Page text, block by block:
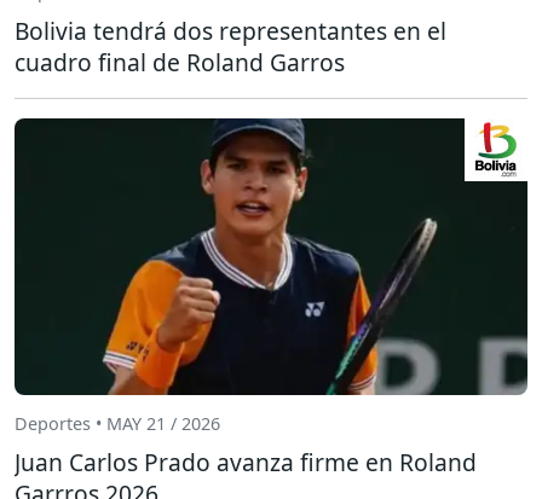
Bolivia tendrá dos representantes en el
cuadro final de Roland Garros
Deportes • MAY 21 / 2026
Juan Carlos Prado avanza firme en Roland